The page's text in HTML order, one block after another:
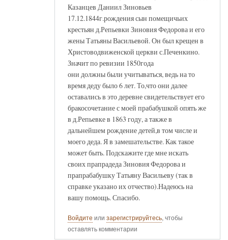
Казанцев Даниил Зиновьев
17.12.1844г.рождения сын помещичьих
крестьян д.Репьевки Зиновия Федорова и его
жены Татьяны Васильевой. Он был крещен в
Христоводвиженской церкви с.Печенкино.
Значит по ревизии 1850года
они должны были учитываться, ведь на то
время деду было 6 лет. То,что они далее
оставались в это деревне свидетельствует его
бракосочетание с моей прабабушкой опять же
в д.Репьевке в 1863 году, а также в
дальнейшем рождение детей,в том числе и
моего деда. Я в замешательстве. Как такое
может быть. Подскажите где мне искать
своих прапрадеда Зиновия Федорова и
прапрабабушку Татьяну Васильеву (так в
справке указано их отчество).Надеюсь на
вашу помощь. Спасибо.
Войдите или зарегистрируйтесь, чтобы
оставлять комментарии